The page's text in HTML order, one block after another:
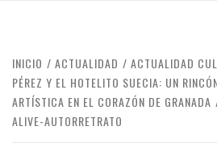
INICIO ACTUALIDAD ACTUALIDAD
PÉREZ Y EL HOTELITO SUECIA: UN
ARTÍSTICA EN EL CORAZÓN DE GRANADA
ALIVE-AUTORRETRATO